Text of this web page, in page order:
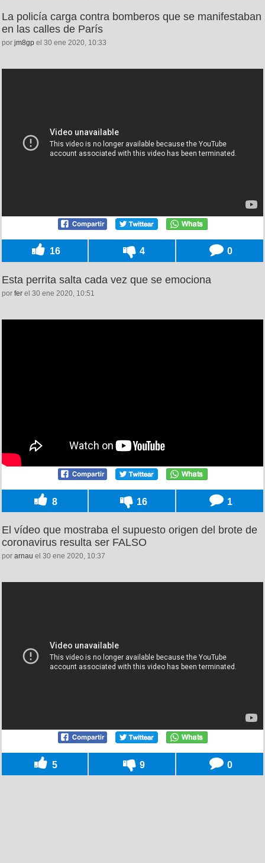
La policía carga contra bomberos que se manifestaban
en las calles de París
por jm8gp el 30 ene 2020, 10:33
16 4 0
Esta perrita salta cada vez que se emociona
por fer el 30 ene 2020, 10:51
8 16 1
El vídeo que mostraba el supuesto origen del brote de
coronavirus resulta ser FALSO
por arnau el 30 ene 2020, 10:37
5 9 0